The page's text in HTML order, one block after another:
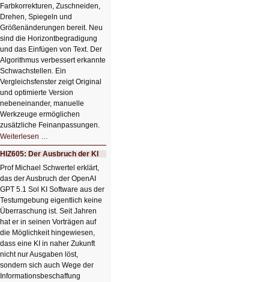
Farbkorrekturen, Zuschneiden,
Drehen, Spiegeln und
Größenänderungen bereit. Neu
sind die Horizontbegradigung
und das Einfügen von Text. Der
Algorithmus verbessert erkannte
Schwachstellen. Ein
Vergleichsfenster zeigt Original
und optimierte Version
nebeneinander, manuelle
Werkzeuge ermöglichen
zusätzliche Feinanpassungen.
Weiterlesen …
Bildverschönerung
mit
einem
Klick
HIZ606:
Bildverschönerung
mit
einem
Klick
HIZ605: Der Ausbruch der KI
Prof Michael Schwertel erklärt,
das der Ausbruch der OpenAI
GPT 5.1 Sol KI Software aus der
Testumgebung eigentlich keine
Überraschung ist. Seit Jahren
hat er in seinen Vorträgen auf
die Möglichkeit hingewiesen,
dass eine KI in naher Zukunft
nicht nur Ausgaben löst,
sondern sich auch Wege der
Informationsbeschaffung